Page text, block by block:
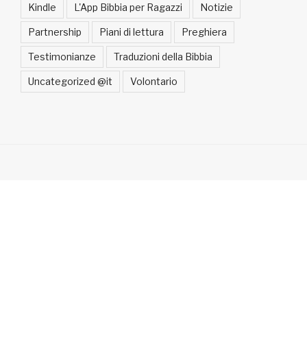
Kindle L'App Bibbia per Ragazzi Notizie
Partnership Piani di lettura Preghiera
Testimonianze Traduzioni della Bibbia
Uncategorized @it Volontario